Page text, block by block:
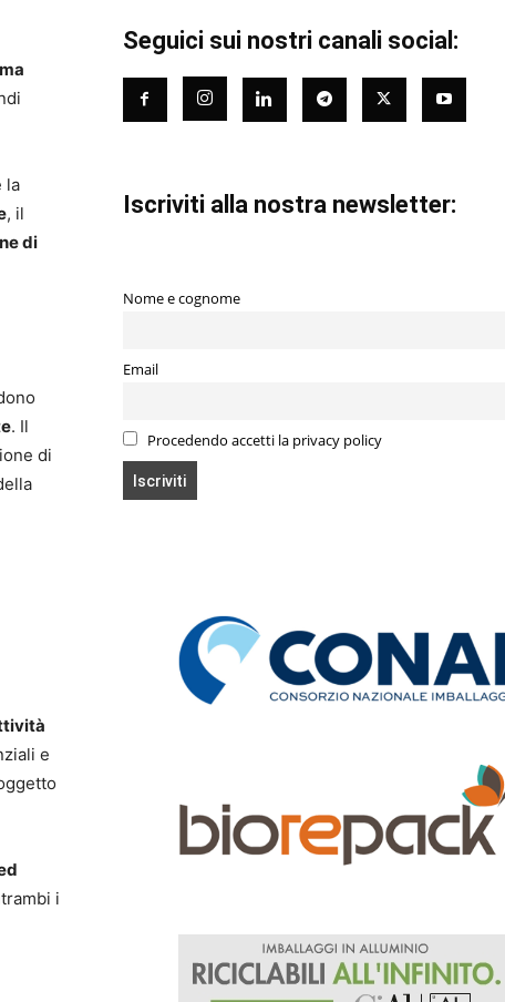
la
, il
di
. Il
di
e
i
Seguici sui nostri canali social:
Iscriviti alla nostra newsletter:
Nome e cognome
Email
Procedendo accetti la privacy policy